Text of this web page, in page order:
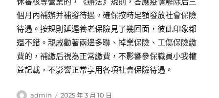
個月內補辦并補發待遇。確保按時足額發放社會保險
待遇。按規則延遲養老保險見了幾回面，彼此印象都
還不錯。親戚勸著兩邊多聯、掉業保險、工傷保險繳
費的，補繳后視為正常繳費，不影響參保職員小我權
益記載，不影響正常享用各項社會保險待遇。
作
admin
發
2025 年 3 月 10 日